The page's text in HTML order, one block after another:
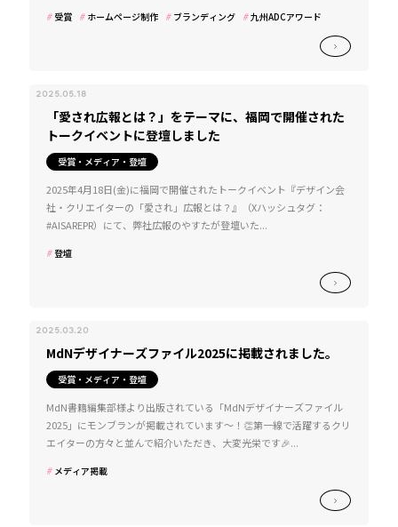
受賞 ホームページ制作 ブランディング 九州ADCアワード
2025.05.18
「愛され広報とは？」をテーマに、福岡で開催された
トークイベントに登壇しました
受賞・メディア・登壇
2025年4月18日(金)に福岡で開催されたトークイベント『デザイン会
社・クリエイターの「愛され」広報とは？』（Xハッシュタグ：
#AISAREPR）にて、弊社広報のやすたが登壇いた...
登壇
2025.03.20
MdNデザイナーズファイル2025に掲載されました。
受賞・メディア・登壇
MdN書籍編集部様より出版されている「MdNデザイナーズファイル
2025」にモンブランが掲載されています～！👏第一線で活躍するクリ
エイターの方々と並んで紹介いただき、大変光栄です🎉...
メディア掲載